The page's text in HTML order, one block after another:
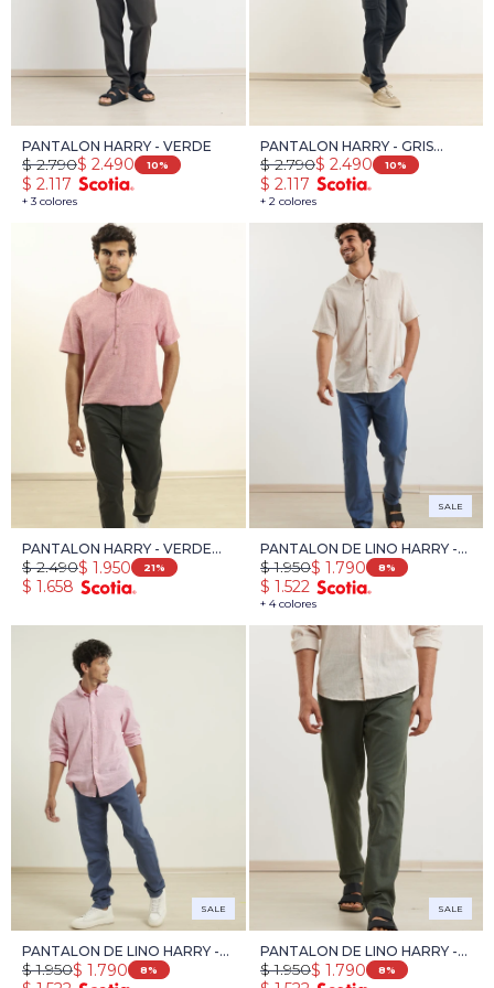
PANTALON HARRY - VERDE
+ 3 colores
$ 2.490
$ 2.790 10
$ 2.117
PANTALON HARRY - GRIS
OSCURO
+ 2 colores
$ 2.490
$ 2.790 10
$ 2.117
PANTALON HARRY - VERDE
OSCURO$ 1.950
$ 2.490 21
$ 1.658
SALE
PANTALON DE LINO HARRY -
AZUL PIEDRA
+ 4 colores
$ 1.790
$ 1.950 8
$ 1.522
SALE
PANTALON DE LINO HARRY -
AZUL
$ 1.790
$ 1.950 8
SALE
PANTALON DE LINO HARRY -
VERDE$ 1.790
$ 1.950 8